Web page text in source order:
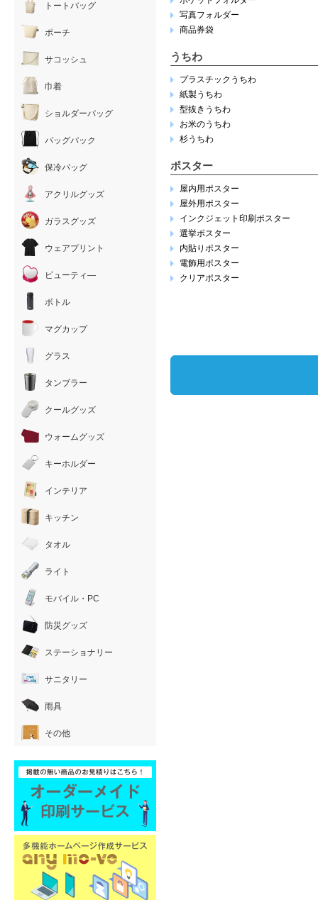
写真フォルダー
商品券袋
うちわ
プラスチックうちわ
紙製うちわ
型抜きうちわ
お米のうちわ
杉うちわ
ポスター
屋内用ポスター
屋外用ポスター
インクジェット印刷ポスター
選挙ポスター
内貼りポスター
電飾用ポスター
クリアポスター
トートバッグ
ポーチ
サコッシュ
巾着
ショルダーバッグ
バッグパック
保冷バッグ
アクリルグッズ
ガラスグッズ
ウェアプリント
ビューティ―
ボトル
マグカップ
グラス
タンブラー
クールグッズ
ウォームグッズ
キーホルダー
インテリア
キッチン
タオル
ライト
モバイル・PC
防災グッズ
ステーショナリー
サニタリー
雨具
その他